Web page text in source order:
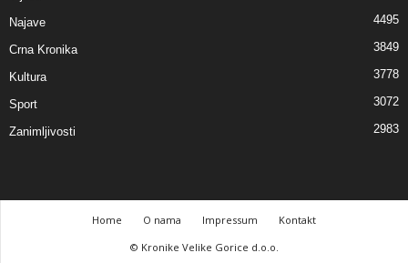
Najave 4495
Crna Kronika 3849
Kultura 3778
Sport 3072
Zanimljivosti 2983
Home O nama Impressum
Kontakt
© Kronike Velike Gorice d.o.o.